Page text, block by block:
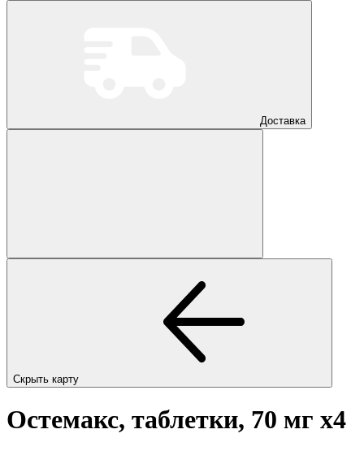
Доставка
Скрыть карту
Остемакс, таблетки, 70 мг x4